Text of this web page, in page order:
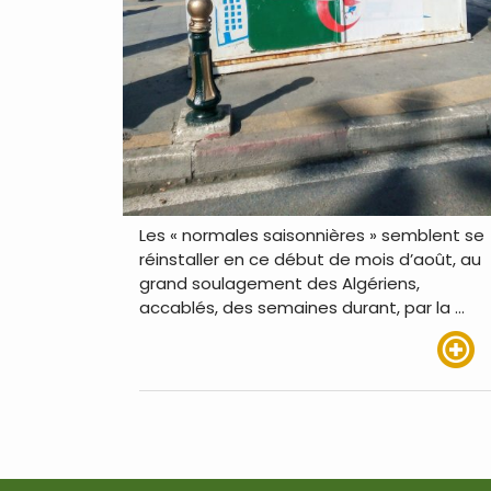
Les « normales saisonnières » semblent se
réinstaller en ce début de mois d’août, au
grand soulagement des Algériens,
accablés, des semaines durant, par la …